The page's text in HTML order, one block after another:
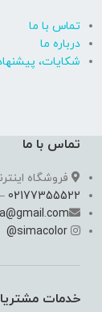
تماس با ما
درباره ما
شکایات،
تماس با ما
فروشگاه
02177355522
simacolor
@
خدمات